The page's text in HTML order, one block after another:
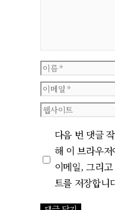
이
름
이
메
일
웹
트
다음 번 댓글
해 이 브라우
이메일, 그리고
트를 저장합니